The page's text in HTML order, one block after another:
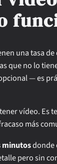
una tasa
que no lo
— es
vídeo. Es
más
minutosdonde
pero sin